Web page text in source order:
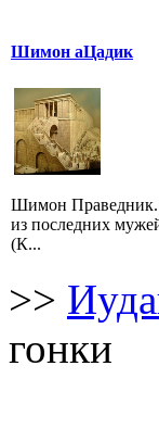
Шимон аЦадик
Шимон Праведник.
из последних
(К...
>>
гонки